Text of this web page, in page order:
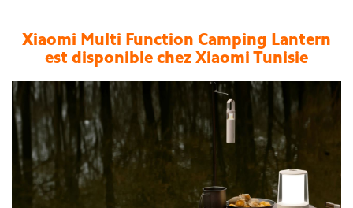
Xiaomi Multi Function Camping Lantern
est disponible chez Xiaomi Tunisie